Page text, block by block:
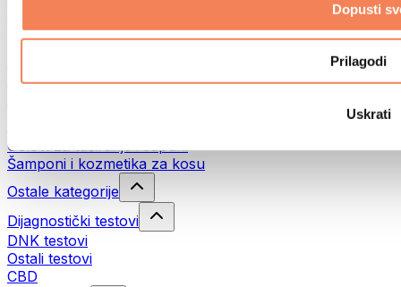
Dopusti
Prilagodi
Uskrati
Filteri i vrčevi za vodu
Deterdženti za rublje
Gelovi za tuširanje i sapuni
Šamponi i kozmetika za kosu
Ostale kategorije
Dijagnostički testovi
DNK testovi
Ostali testovi
CBD